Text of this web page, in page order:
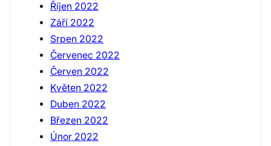
Říjen 2022
Září 2022
Srpen 2022
Červenec 2022
Červen 2022
Květen 2022
Duben 2022
Březen 2022
Únor 2022